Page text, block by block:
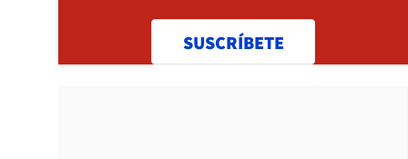
SUSCRÍBETE